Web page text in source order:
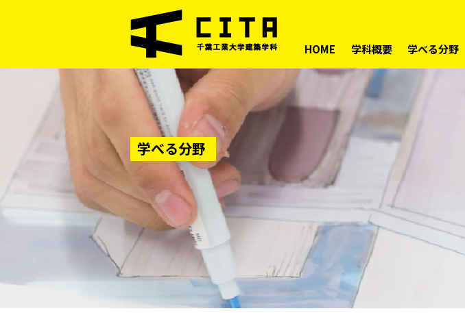
HOME 学科概要 学べる分野
学べる分野